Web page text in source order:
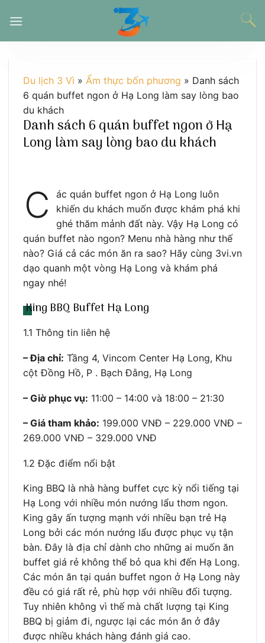
đến
Du lịch 3 Vì » Ẩm thực bốn phương » Danh sách
6 quán buffet ngon ở Hạ Long làm say lòng bao
du khách
Danh sách 6 quán buffet ngon ở Hạ
Long làm say lòng bao du khách
C
ác quán buffet ngon ở Hạ Long luôn
khiến du khách muốn được khám phá khi
ghé thăm mảnh đất này. Vậy Hạ Long có
quán buffet nào ngon? Menu nhà hàng như thế
nào? Giá cả các món ăn ra sao? Hãy cùng 3vi.vn
dạo quanh một vòng Hạ Long và khám phá
ngay nhé!
King BBQ Buffet Hạ Long
1.1 Thông tin liên hệ
– Địa chỉ: Tầng 4, Vincom Center Hạ Long, Khu
cột Đồng Hồ, P . Bạch Đằng, Hạ Long
– Giờ phục vụ: 11:00 – 14:00 và 18:00 – 21:30
– Giá tham khảo: 199.000 VNĐ – 229.000 VNĐ –
269.000 VNĐ – 329.000 VNĐ
1.2 Đặc điểm nổi bật
King BBQ là nhà hàng buffet cực kỳ nổi tiếng tại
Hạ Long với nhiều món nướng lẩu thơm ngon.
King gây ấn tượng mạnh với nhiều bạn trẻ Hạ
Long bởi các món nướng lẩu được phục vụ tận
bàn. Đây là địa chỉ dành cho những ai muốn ăn
buffet giá rẻ không thể bỏ qua khi đến Hạ Long.
Các món ăn tại quán buffet ngon ở Hạ Long này
đều có giá rất rẻ, phù hợp với nhiều đối tượng.
Tuy nhiên không vì thế mà chất lượng tại King
BBQ bị giảm đi, ngược lại các món ăn ở đây
được nhiều khách hàng đánh giá cao.